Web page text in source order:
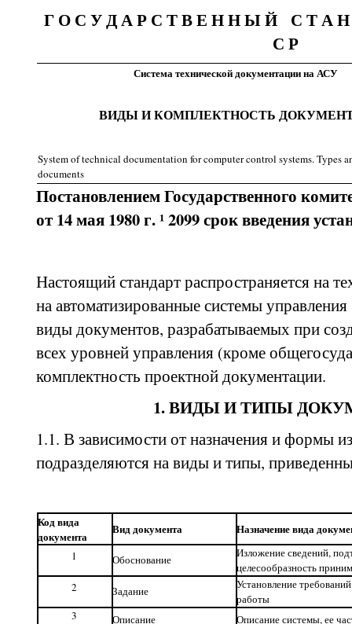
Г О С У Д А Р С Т В Е Н Н Ы Й С Т А
С Р
Система технической документации на АСУ
ВИДЫ И КОМПЛЕКТНОСТЬ
System of technical documentation for computer control systems. Types
documents
Постановлением Государственного
от 14 мая 1980 г. ¹ 2099 срок введения
Настоящий стандарт распространяется на
на автоматизированные системы
виды документов, разрабатываемых при
всех уровней управления (кроме
комплектность проектной документации.
1. ВИДЫ И ТИПЫ
1.1. В зависимости от назначения и формы
подразделяются на виды и типы,
Код вида
документа
Вид документа Назначение вида
1 Обоснование
Изложение сведений,
целесообразность
2
Задание
Установление
работы
3
Описание Описание системы, ее